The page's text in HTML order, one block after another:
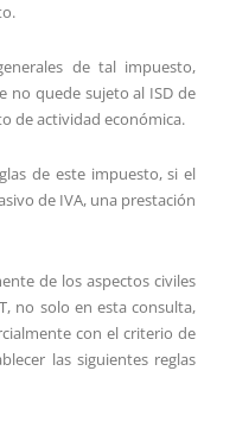
de tal impuesto,
no quede sujeto al ISD de
de actividad económica.
de este impuesto, si el
de IVA, una prestación
de los aspectos civiles
no solo en esta consulta,
con el criterio de
las siguientes reglas